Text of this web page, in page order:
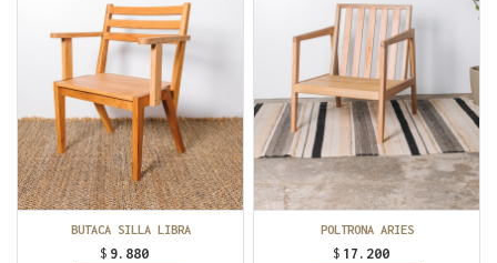
BUTACA SILLA LIBRA
$9.880
POLTRONA ARIES
$17.200